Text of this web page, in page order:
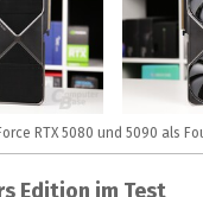
RTX 5080 und 5090 als
Edition im Test